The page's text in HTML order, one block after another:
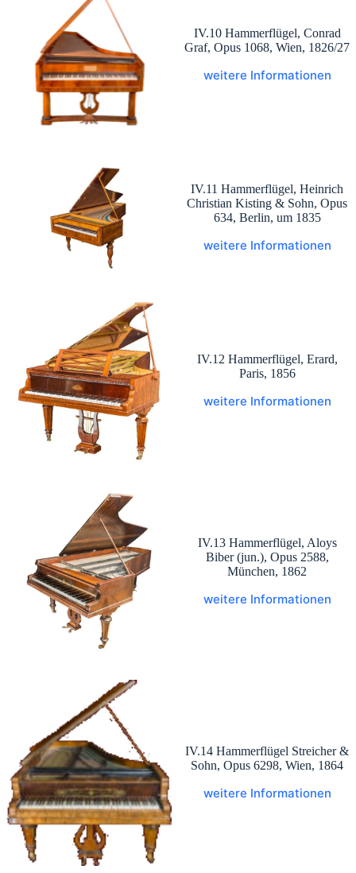
IV.10 Hammerflügel, Conrad
Graf, Opus 1068, Wien, 1826/27
weitere Informationen
IV.11 Hammerflügel, Heinrich
Christian Kisting & Sohn, Opus
634, Berlin, um 1835
weitere Informationen
IV.12 Hammerflügel, Erard,
Paris, 1856
weitere Informationen
IV.13 Hammerflügel, Aloys
Biber (jun.), Opus 2588,
München, 1862
weitere Informationen
IV.14 Hammerflügel Streicher &
Sohn, Opus 6298, Wien, 1864
weitere Informationen